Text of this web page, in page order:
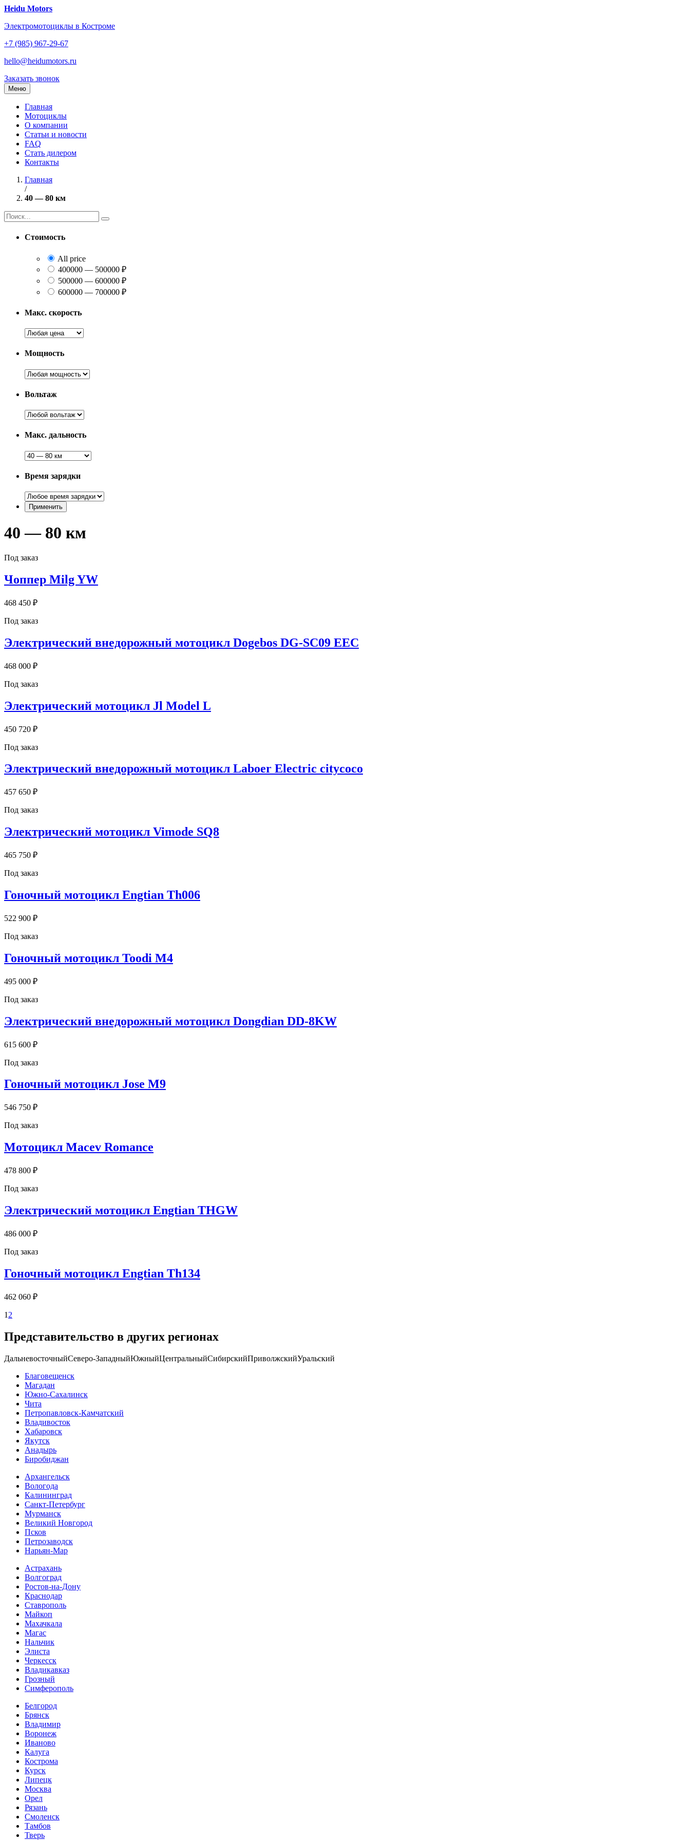
Перейти
содержанию
Heidu Motors
Электромотоциклы в Костроме
+7 (985) 967-29-67
hello@heidumotors.ru
Заказать звонок
Меню
Главная
Мотоциклы
О компании
Статьи и новости
FAQ
Стать дилером
Контакты
Главная
/
40 — 80 км
Найти:
Стоимость
All price
400000 — 500000 ₽
500000 — 600000 ₽
600000 — 700000 ₽
Макс. скорость
Мощность
Вольтаж
Макс. дальность
Время зарядки
40 — 80 км
Под заказ
Чоппер Milg YW
468 450 ₽
Под заказ
Электрический внедорожный мотоцикл Dogebos DG-SC09 EEC
468 000 ₽
Под заказ
Электрический мотоцикл Jl Model L
450 720 ₽
Под заказ
Электрический внедорожный мотоцикл Laboer Electric citycoco
457 650 ₽
Под заказ
Электрический мотоцикл Vimode SQ8
465 750 ₽
Под заказ
Гоночный мотоцикл Engtian Th006
522 900 ₽
Под заказ
Гоночный мотоцикл Toodi M4
495 000 ₽
Под заказ
Электрический внедорожный мотоцикл Dongdian DD-8KW
615 600 ₽
Под заказ
Гоночный мотоцикл Jose M9
546 750 ₽
Под заказ
Мотоцикл Macev Romance
478 800 ₽
Под заказ
Электрический мотоцикл Engtian THGW
486 000 ₽
Под заказ
Гоночный мотоцикл Engtian Th134
462 060 ₽
1 2
Представительство в других регионах
ДальневосточныйСеверо-ЗападныйЮжныйЦентральныйСибирскийПриволжскийУральский
Благовещенск
Магадан
Южно-Сахалинск
Чита
Петропавловск-Камчатский
Владивосток
Хабаровск
Якутск
Анадырь
Биробиджан
Архангельск
Вологода
Калининград
Санкт-Петербург
Мурманск
Великий Новгород
Псков
Петрозаводск
Нарьян-Мар
Астрахань
Волгоград
Ростов-на-Дону
Краснодар
Ставрополь
Майкоп
Махачкала
Магас
Нальчик
Элиста
Черкесск
Владикавказ
Грозный
Симферополь
Белгород
Брянск
Владимир
Воронеж
Иваново
Калуга
Кострома
Курск
Липецк
Москва
Орел
Рязань
Смоленск
Тамбов
Тверь